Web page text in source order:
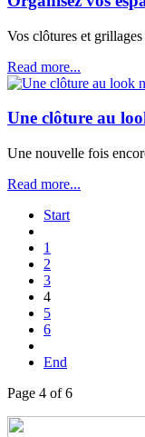
Vos clôtures et
Read more...
Une clôture au
Une nouvelle fois
Read more...
Start
1
2
3
4
5
6
End
Page 4 of 6